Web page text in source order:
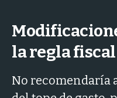
la regla fiscal
No recomendaría